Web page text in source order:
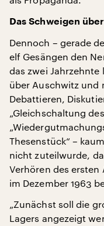
Das Schweigen
Dennoch – gerade
elf Gesängen den
das zwei
über Auschwitz und
Debattieren,
„Gleichschaltung
Thesenstück“ –
nicht zuteilwurde,
Verhören des
im Dezember 1963
„Zunächst soll die
Lagers angezeigt